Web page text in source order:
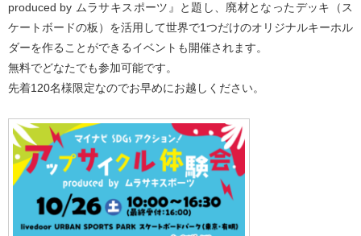
produced by ムラサキスポーツ』と題し、廃材となったデッキ（ス
ケートボードの板）を活用して世界で1つだけのオリジナルキーホル
ダーを作ることができるイベントも開催されます。
無料でどなたでも参加可能です。
先着120名様限定なのでお早めにお越しください。